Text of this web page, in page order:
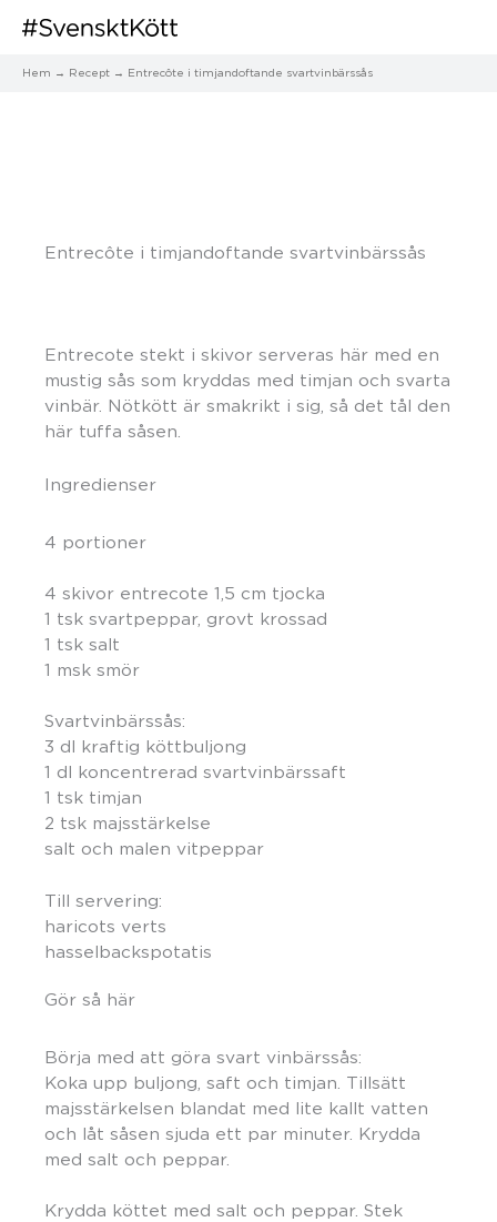
Hem Recept Entrecôte i timjandoftande svartvinbärssås
Entrecôte i timjandoftande svartvinbärssås
Entrecote stekt i skivor serveras här med en
mustig sås som kryddas med timjan och svarta
vinbär. Nötkött är smakrikt i sig, så det tål den
här tuffa såsen.
Ingredienser
4 portioner
4 skivor entrecote 1,5 cm tjocka
1 tsk svartpeppar, grovt krossad
1 tsk salt
1 msk smör
Svartvinbärssås:
3 dl kraftig köttbuljong
1 dl koncentrerad svartvinbärssaft
1 tsk timjan
2 tsk majsstärkelse
salt och malen vitpeppar
Till servering:
haricots verts
hasselbackspotatis
Gör så här
Börja med att göra svart vinbärssås:
Koka upp buljong, saft och timjan. Tillsätt
majsstärkelsen blandat med lite kallt vatten
och låt såsen sjuda ett par minuter. Krydda
med salt och peppar.
Krydda köttet med salt och peppar. Stek